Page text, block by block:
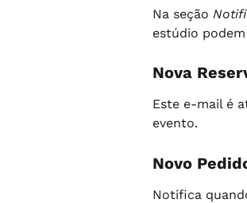
Na seção
estúdio
Nova
Este e-mail é
evento.
Novo
Notifica